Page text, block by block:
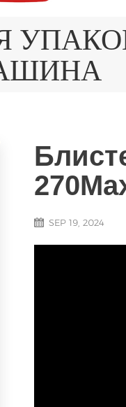
SEP 19, 2024